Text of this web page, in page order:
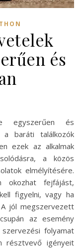
és
a baráti találkozók
ezek az alkalmak
a közös
elmélyítésére.
okozhat fejfájást,
figyelni, vagy ha
jól megszervezett
az esemény
folyamat
résztvevő igényeit